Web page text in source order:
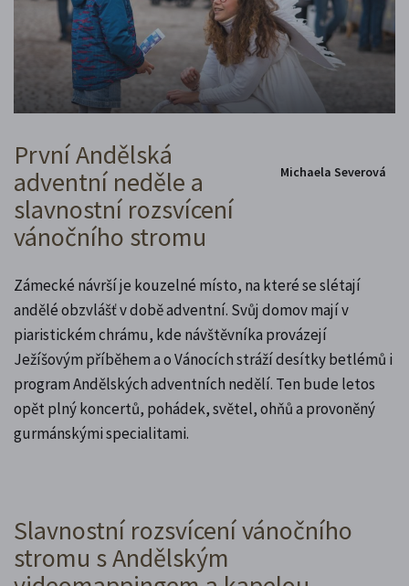
Michaela Severová
První Andělská
adventní neděle a
slavnostní rozsvícení
vánočního stromu
Zámecké návrší je kouzelné místo, na které se slétají
andělé obzvlášť v době adventní. Svůj domov mají v
piaristickém chrámu, kde návštěvníka provázejí
Ježíšovým příběhem a o Vánocích stráží desítky betlémů i
program Andělských adventních nedělí. Ten bude letos
opět plný koncertů, pohádek, světel, ohňů a provoněný
gurmánskými specialitami.
Slavnostní rozsvícení vánočního
stromu s Andělským